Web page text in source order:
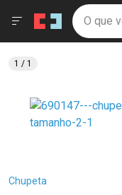
Drogaria
Ir direto para a
pela
Ir direto para o
Ir direto para a
Ir direto para a conta
Ir direto para a
Ir direto para o
Ir direto para o menu
Faça a sua
O que
Menu
Breadcrumb
Chupeta
1 / 1